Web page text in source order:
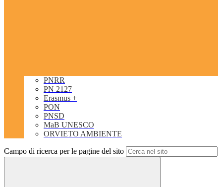
PNRR
PN 2127
Erasmus +
PON
PNSD
MaB UNESCO
ORVIETO AMBIENTE
Campo di ricerca per le pagine del sito